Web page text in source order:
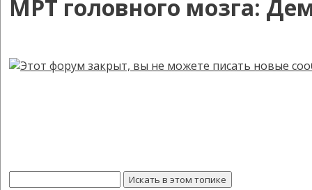
МРТ головного мозга: